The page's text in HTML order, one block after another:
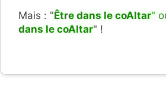
Mais : "Être dans le coAltar"
dans le coAltar" !